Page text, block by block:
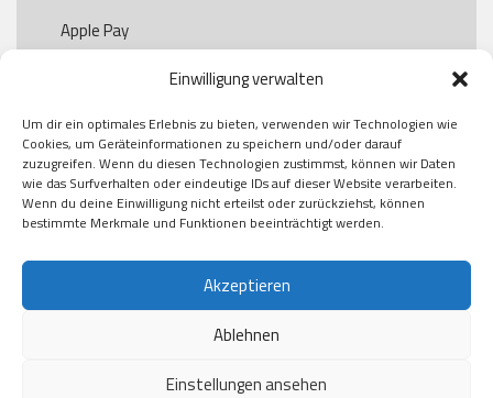
Einwilligung verwalten
Um dir ein optimales Erlebnis zu bieten, verwenden wir Technologien wie
Cookies, um Geräteinformationen zu speichern und/oder darauf
zuzugreifen. Wenn du diesen Technologien zustimmst, können wir Daten
wie das Surfverhalten oder eindeutige IDs auf dieser Website verarbeiten.
Wenn du deine Einwilligung nicht erteilst oder zurückziehst, können
bestimmte Merkmale und Funktionen beeinträchtigt werden.
Akzeptieren
Ablehnen
Einstellungen ansehen
Apple Pay
Paypal
Kauf auf Rechung
Klarna
American Express